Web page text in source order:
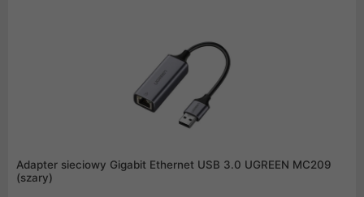
Adapter sieciowy Gigabit Ethernet USB 3.0 UGREEN MC209
(szary)